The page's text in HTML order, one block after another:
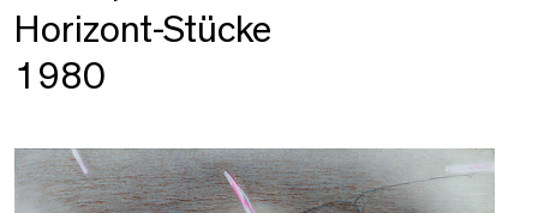
Horizont-Stücke
1980